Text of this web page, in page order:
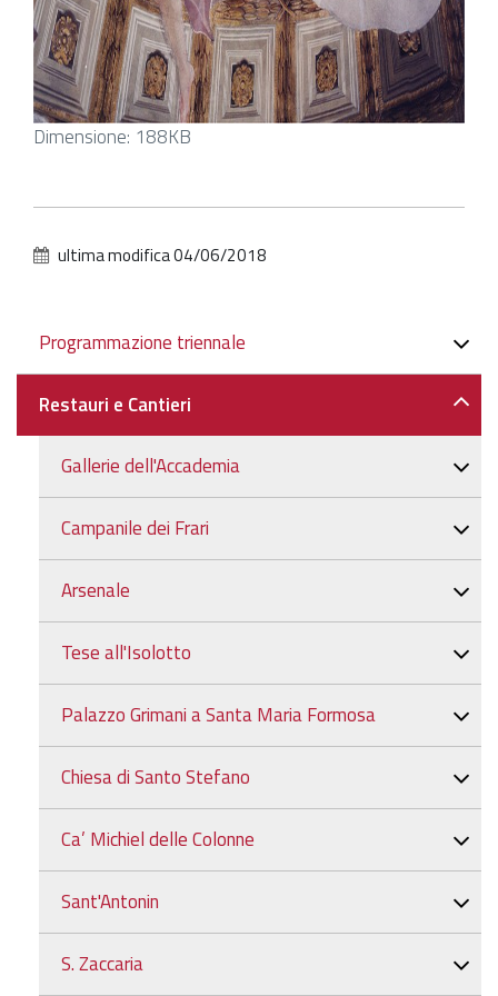
Clicca
alle
Dimensione: 188KB
ultima modifica04/06/2018
Navigazione
Programmazione triennale
Restauri e Cantieri
Gallerie dell'Accademia
Campanile dei Frari
Arsenale
Tese all'Isolotto
Palazzo Grimani a Santa Maria Formosa
Chiesa di Santo Stefano
Ca’ Michiel delle Colonne
Sant'Antonin
S. Zaccaria